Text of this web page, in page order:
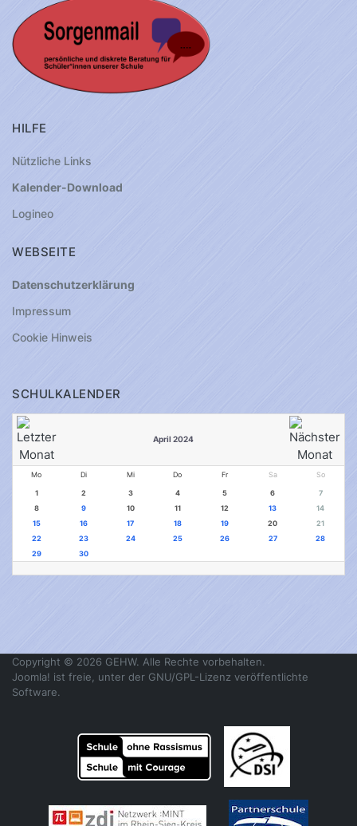
HILFE
Nützliche Links
Kalender-Download
Logineo
WEBSEITE
Datenschutzerklärung
Impressum
Cookie Hinweis
SCHULKALENDER
April 2024
Mo Di Mi Do Fr Sa So
1 2 3 4 5 6
7
8
9 10 11 12 13
14
15
16 17 18 19 20
21
22
23 24 25 26 27
28
29
30
Copyright © 2026 GEHW. Alle Rechte vorbehalten.
Joomla! ist freie, unter der GNU/GPL-Lizenz veröffentlichte
Software.